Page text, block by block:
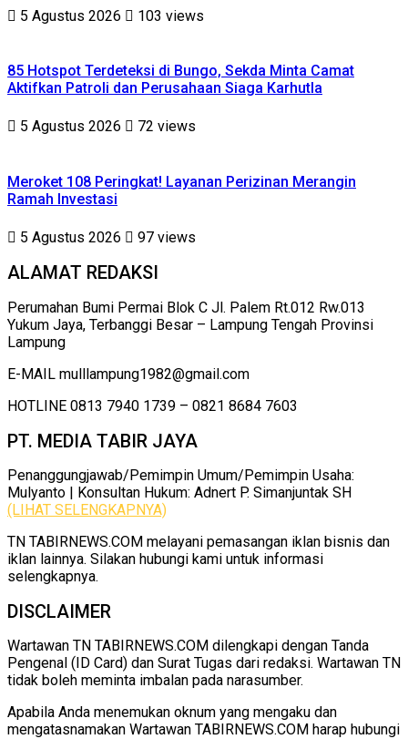
5 Agustus 2026 103 views
85 Hotspot Terdeteksi di Bungo, Sekda Minta Camat
Aktifkan Patroli dan Perusahaan Siaga Karhutla
5 Agustus 2026 72 views
Meroket 108 Peringkat! Layanan Perizinan Merangin
Ramah Investasi
5 Agustus 2026 97 views
ALAMAT REDAKSI
Perumahan Bumi Permai Blok C Jl. Palem Rt.012 Rw.013
Yukum Jaya, Terbanggi Besar – Lampung Tengah Provinsi
Lampung
E-MAIL mulllampung1982@gmail.com
HOTLINE 0813 7940 1739 – 0821 8684 7603
PT. MEDIA TABIR JAYA
Penanggungjawab/Pemimpin Umum/Pemimpin Usaha:
Mulyanto | Konsultan Hukum: Adnert P. Simanjuntak SH
(LIHAT SELENGKAPNYA)
TN TABIRNEWS.COM melayani pemasangan iklan bisnis dan
iklan lainnya. Silakan hubungi kami untuk informasi
selengkapnya.
DISCLAIMER
Wartawan TN TABIRNEWS.COM dilengkapi dengan Tanda
Pengenal (ID Card) dan Surat Tugas dari redaksi. Wartawan TN
tidak boleh meminta imbalan pada narasumber.
Apabila Anda menemukan oknum yang mengaku dan
mengatasnamakan Wartawan TABIRNEWS.COM harap hubungi